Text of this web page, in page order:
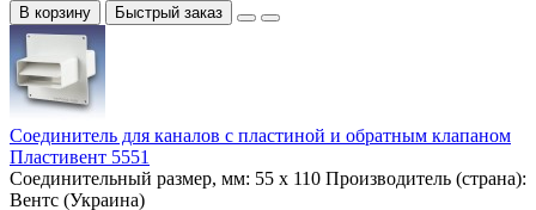
В корзину Быстрый заказ
Соединитель для каналов с пластиной и обратным клапаном
Пластивент 5551
Соединительный размер, мм: 55 х 110 Производитель (страна):
Вентс (Украина)